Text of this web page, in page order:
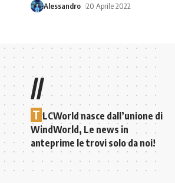
Alessandro 20 Aprile 2022
//
T LCWorld nasce dall’unione di
WindWorld, Le news in
anteprime le trovi solo da noi!